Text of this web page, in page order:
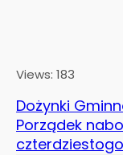
Views: 183
Dożynki
Porządek